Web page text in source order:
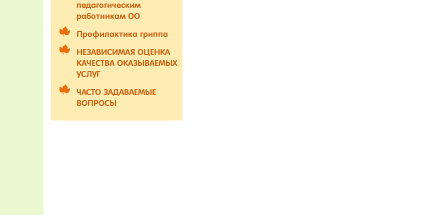
педагогическим
работникам ОО
Профилактика гриппа
НЕЗАВИСИМАЯ ОЦЕНКА
КАЧЕСТВА ОКАЗЫВАЕМЫХ
УСЛУГ
ЧАСТО ЗАДАВАЕМЫЕ
ВОПРОСЫ